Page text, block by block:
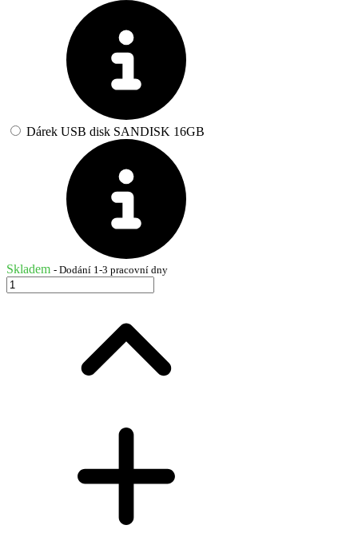
Dárek USB disk SANDISK 16GB
Skladem - Dodání 1-3 pracovní dny